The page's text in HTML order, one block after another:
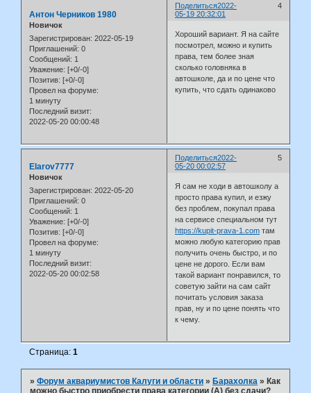
Поделиться 4
2022-
05-19 20:32:01
Антон Черников 1980
Новичок
Зарегистрирован: 2022-05-19
Приглашений: 0
Сообщений: 1
Уважение: [+0/-0]
Позитив: [+0/-0]
Провел на форуме:
1 минуту
Последний визит:
2022-05-20 00:00:48
Хороший вариант. Я на сайте
посмотрел, можно и купить
права, тем более зная
сколько головняка в
автошколе, да и по цене что
купить, что сдать одинаково
Поделиться 5
2022-
05-20 00:02:57
Elarov7777
Новичок
Зарегистрирован: 2022-05-20
Приглашений: 0
Сообщений: 1
Уважение: [+0/-0]
Позитив: [+0/-0]
Провел на форуме:
1 минуту
Последний визит:
2022-05-20 00:02:58
Я сам не ходи в автошколу а
просто права купил, и езжу
без проблем, покупал права
на сервисе специальном тут
https://kupit-prava-1.com там
можно любую категорию прав
получить очень быстро, и по
цене не дорого. Если вам
такой вариант понравился, то
советую зайти на сам сайт
почитать условия заказа
прав, ну и по цене понять что
к чему.
Страница:1
»Форум аквариумистов Калуги и области »Барахолка »Как
можно быстро приобрести права категории (А) без сдачи?